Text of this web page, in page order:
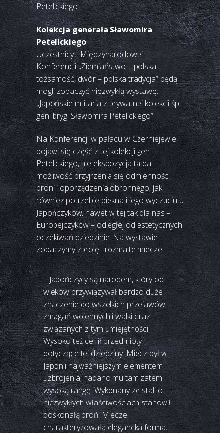
Petelickiego.
Kolekcja generała Sławomira
Petelickiego
Uczestnicy I Międzynarodowej
Konferencji „Ziemiaństwo – polska
tożsamość, dwór – polska tradycja” będą
mogli zobaczyć niezwykłą wystawę:
„Japońskie militaria z prywatnej kolekcji śp.
gen. bryg. Sławomira Petelickiego”.
Na Konferencji w pałacu w Czerniejewie
pojawi się część z tej kolekcji gen.
Petelickiego, ale ekspozycja ta da
możliwość przyjrzenia się odmienności
broni i oporządzenia obronnego, jak
również potrzebie piękna i jego wyczuciu u
Japończyków, nawet w tej tak dla nas –
Europejczyków – odległej od estetycznych
oczekiwań dziedzinie. Na wystawie
zobaczymy zbroję i rozmaite miecze.
– Japończycy są narodem, który od
wieków przywiązywał bardzo duże
znaczenie do wszelkich przejawów
zmagań wojennych i walki oraz
związanych z tym umiejętności.
Wysoko też cenił przedmioty
dotyczące tej dziedziny. Miecz był w
Japonii najważniejszym elementem
uzbrojenia, nadano mu tam zatem
wysoką rangę. Wykonany ze stali o
niezwykłych właściwościach stanowił
doskonałą broń. Miecze
charakteryzowała elegancka forma,